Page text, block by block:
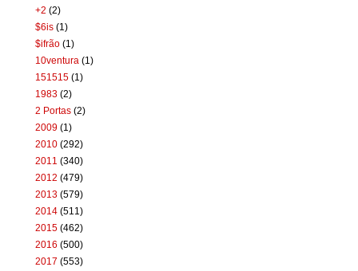
+2 (2)
$6is (1)
$ifrão (1)
10ventura (1)
151515 (1)
1983 (2)
2 Portas (2)
2009 (1)
2010 (292)
2011 (340)
2012 (479)
2013 (579)
2014 (511)
2015 (462)
2016 (500)
2017 (553)